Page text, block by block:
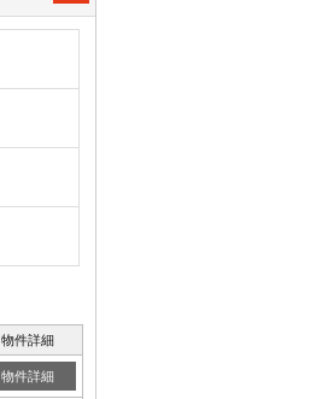
物件詳細
物件詳細